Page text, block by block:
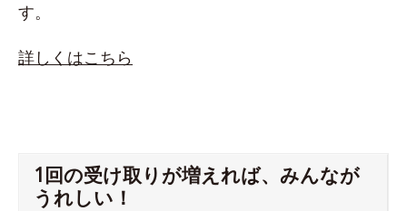
す。
詳しくはこちら
1回の受け取りが増えれば、みんなが
うれしい！